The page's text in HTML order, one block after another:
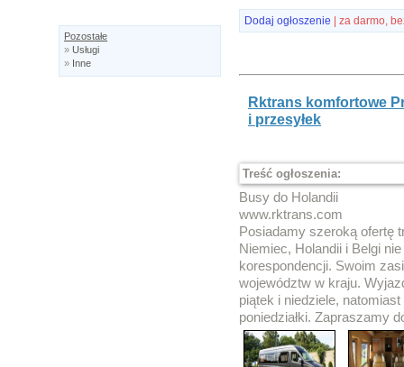
Pozostałe
» Usługi
» Inne
Dodaj ogłoszenie | za darmo,
Rktrans komfortowe
i przesyłek
Treść ogłoszenia:
Busy do Holandii
www.rktrans.com
Posiadamy szeroką ofertę
Niemiec, Holandii i Belgi
korespondencji. Swoim
województw w kraju.
piątek i niedziele,
poniedziałki. Zapraszamy